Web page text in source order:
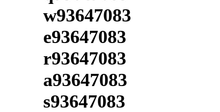
w93647083
e93647083
r93647083
a93647083
s93647083